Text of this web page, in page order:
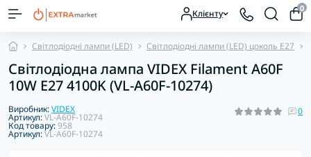
Клієнту 0
Світлодіодні лампи (LED) Світлодіодні лампи (LED) цоколь E27
Світлодіодна лампа VIDEX Filament A60F
10W E27 4100K (VL-A60F-10274)
Виробник:VIDEX
Артикул:VL-A60F-10274
Код товару:958
Артикул:VL-A60F-10274
0